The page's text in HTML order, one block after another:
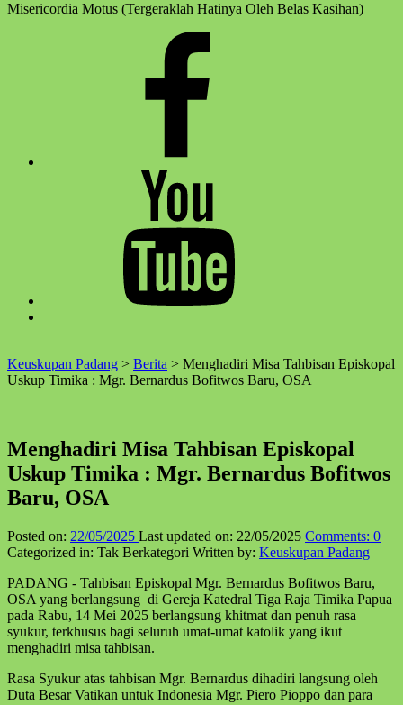
Misericordia Motus (Tergeraklah Hatinya Oleh Belas Kasihan)
↑
Keuskupan Padang > Berita > Menghadiri Misa Tahbisan Episkopal
Uskup Timika : Mgr. Bernardus Bofitwos Baru, OSA
Menghadiri Misa Tahbisan Episkopal
Uskup Timika : Mgr. Bernardus Bofitwos
Baru, OSA
Posted on: 22/05/2025 Last updated on: 22/05/2025 Comments: 0
Categorized in: Tak Berkategori Written by: Keuskupan Padang
PADANG - Tahbisan Episkopal Mgr. Bernardus Bofitwos Baru,
OSA yang berlangsung di Gereja Katedral Tiga Raja Timika Papua
pada Rabu, 14 Mei 2025 berlangsung khitmat dan penuh rasa
syukur, terkhusus bagi seluruh umat-umat katolik yang ikut
menghadiri misa tahbisan.
Rasa Syukur atas tahbisan Mgr. Bernardus dihadiri langsung oleh
Duta Besar Vatikan untuk Indonesia Mgr. Piero Pioppo dan para